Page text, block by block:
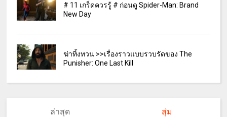
# 11 เกร็ดควรรู้ # ก่อนดู Spider-Man: Brand
New Day
ฆ่าทิ้งทวน >>เรื่องราวแบบรวบรัดของ The
Punisher: One Last Kill
ล่าสุด สุ่ม